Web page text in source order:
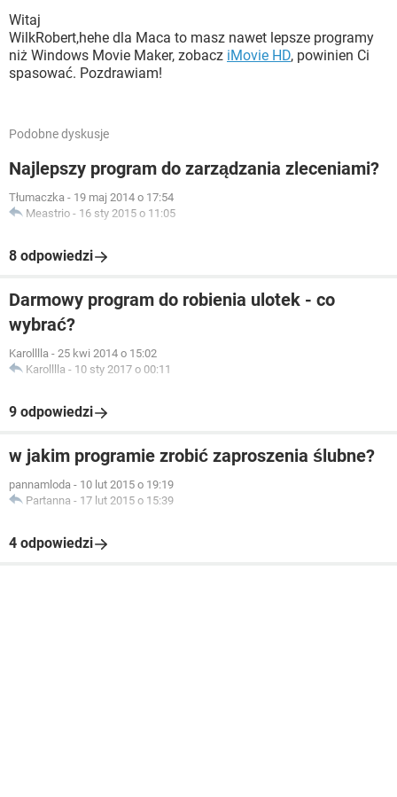
Witaj
WilkRobert,hehe dla Maca to masz nawet lepsze programy
niż Windows Movie Maker, zobacz iMovie HD, powinien Ci
spasować. Pozdrawiam!
Podobne dyskusje
Najlepszy program do zarządzania zleceniami?
Tłumaczka - 19 maj 2014 o 17:54
Meastrio - 16 sty 2015 o 11:05
8 odpowiedzi
Darmowy program do robienia ulotek - co
wybrać?
Karolllla - 25 kwi 2014 o 15:02
Karolllla - 10 sty 2017 o 00:11
9 odpowiedzi
w jakim programie zrobić zaproszenia ślubne?
pannamloda - 10 lut 2015 o 19:19
Partanna - 17 lut 2015 o 15:39
4 odpowiedzi